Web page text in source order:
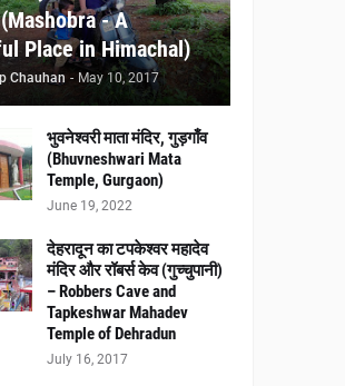
(Mashobra - A
Place in Himachal)
Chauhan - May 10, 2017
भुवनेश्वरी माता मंदिर, गुड़गाँव
(Bhuvneshwari Mata
Temple, Gurgaon)
June 19, 2022
देहरादून का टपकेश्वर महादेव
मंदिर और रॉबर्स केव (गुच्चुपानी)
– Robbers Cave and
Tapkeshwar Mahadev
Temple of Dehradun
July 16, 2017